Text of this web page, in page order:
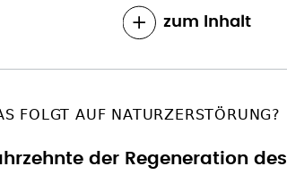
zum Inhalt
FOLGT AUF NATURZERSTÖRUNG?
der Regeneration